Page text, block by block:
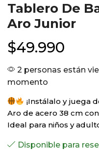
Tablero De
Aro Junior
$49.990
2 personas están
momento
¡Instálalo y juega
Aro de acero 38 cm
Ideal para niños y
Disponible para